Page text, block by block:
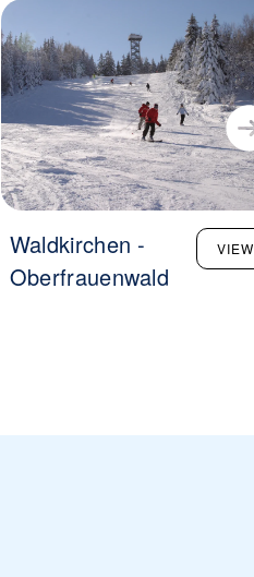
Waldkirchen -
Oberfrauenwald
VIEW